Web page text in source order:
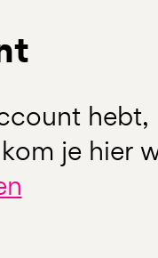
hebt,
je hier